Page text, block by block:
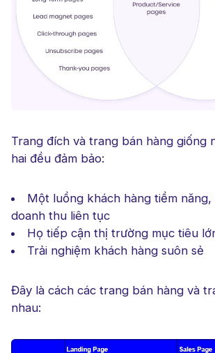
Trang đích và trang bán hàng giống
hai đều đảm bảo:
Một luồng khách hàng tiềm năng,
doanh thu liên tục
Họ tiếp cận thị trường mục tiêu
Trải nghiệm khách hàng suôn sẻ
Đây là cách các trang bán hàng và
nhau: